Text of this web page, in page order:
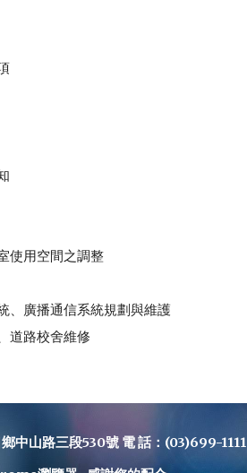
使用空間之調整
、廣播通信系統規劃與維護
道路校舍維修
路三段530號 電 話：(03)699-1111